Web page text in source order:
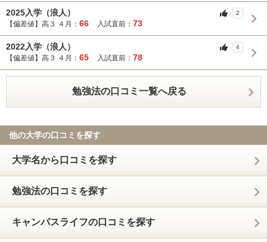
2025入学（浪人）
【偏差値】高３ ４月： 66 入試直前： 73
2
2022入学（浪人）
【偏差値】高３ ４月： 65 入試直前： 78
4
勉強法の口コミ一覧へ戻る
他の大学の口コミを探す
大学名から口コミを探す
勉強法の口コミを探す
キャンパスライフの口コミを探す